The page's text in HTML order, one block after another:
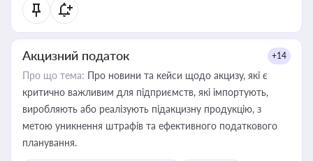
Акцизний податок +14
Про що тема: Про новини та кейси щодо акцизу, які є
критично важливим для підприємств, які імпортують,
виробляють або реалізують підакцизну продукцію, з
метою уникнення штрафів та ефективного податкового
планування.